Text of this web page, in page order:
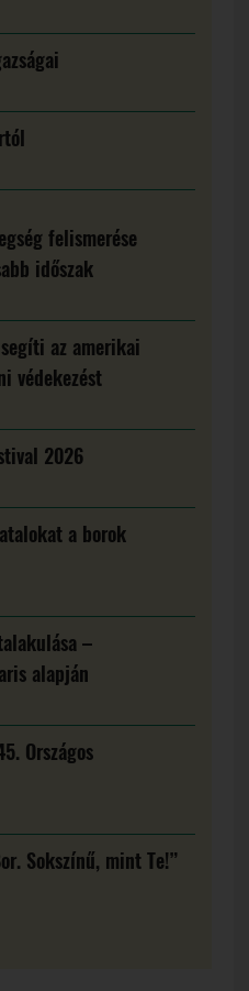
felismerése
időszak
az amerikai
védekezést
2026
a borok
–
alapján
Országos
Sokszínű, mint Te!”